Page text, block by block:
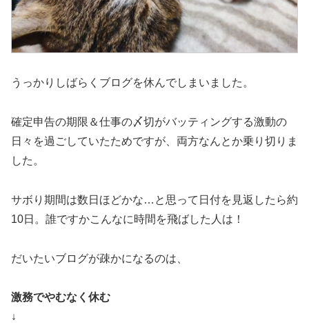
うっかりしばらくブログを休んでしまいました。
確定申告の期限＆仕事の〆切がバッティングする激動の
日々を過ごしていたためですが、両方なんとか乗り切りま
した。
サボり期間は数日ほどかな…と思って日付を見返したら約
10日。誰ですかこんなに時間を飛ばした人は！
だいたいブログが疎かになるのは、
激務でやむなく休む
↓